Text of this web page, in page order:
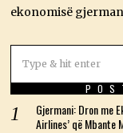
ekonomisë
Gjermani: Dron me
Airlines’ që Mbante